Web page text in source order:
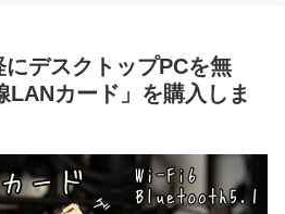
にデスクトップPCを無
LANカード」を購入しま